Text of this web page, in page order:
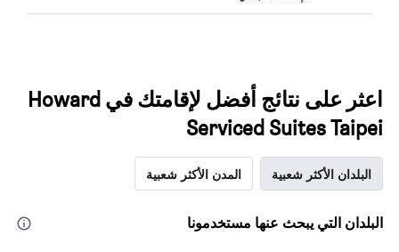
اعثر على نتائج أفضل لإقامتك في Howard
Serviced Suites Taipei
البلدان الأكثر شعبية المدن الأكثر شعبية
البلدان التي يبحث عنها مستخدمونا